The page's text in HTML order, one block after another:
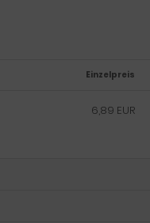
Einzelpreis
6,89 EUR